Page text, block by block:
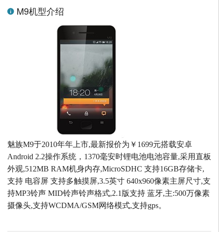
M9机型介绍
魅族M9于2010年年上市,最新报价为￥1699元搭载安卓
Android 2.2操作系统，1370毫安时锂电池电池容量,采用直板
外观,512MB RAM机身内存,MicroSDHC 支持16GB存储卡,
支持 电容屏 支持多触摸屏,3.5英寸 640x960像素主屏尺寸,支
持MP3铃声 MID铃声铃声格式,2.1版支持 蓝牙,主:500万像素
摄像头,支持WCDMA/GSM网络模式,支持gps。